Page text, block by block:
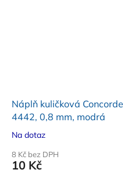
Náplň kuličková Concorde
4442, 0,8 mm, modrá
Na dotaz
8 Kč bez DPH
10 Kč